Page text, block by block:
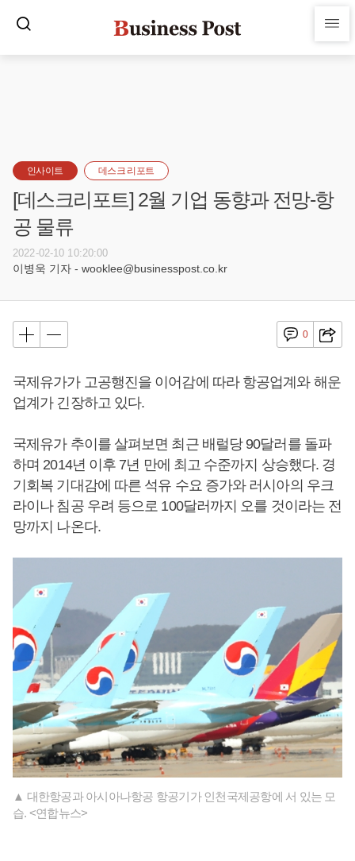
인사이트 데스크 리포트
[데스크리포트] 2월 기업 동향과 전망-항
공 물류
2022-02-10 10:20:00
이병욱 기자 - wooklee@businesspost.co.kr
0
국제유가가 고공행진을 이어감에 따라 항공업계와 해운
업계가 긴장하고 있다.
국제유가 추이를 살펴보면 최근 배럴당 90달러를 돌파
하며 2014년 이후 7년 만에 최고 수준까지 상승했다. 경
기회복 기대감에 따른 석유 수요 증가와 러시아의 우크
라이나 침공 우려 등으로 100달러까지 오를 것이라는 전
망까지 나온다.
▲ 대한항공과 아시아나항공 항공기가 인천국제공항에 서 있는 모
습. <연합뉴스>